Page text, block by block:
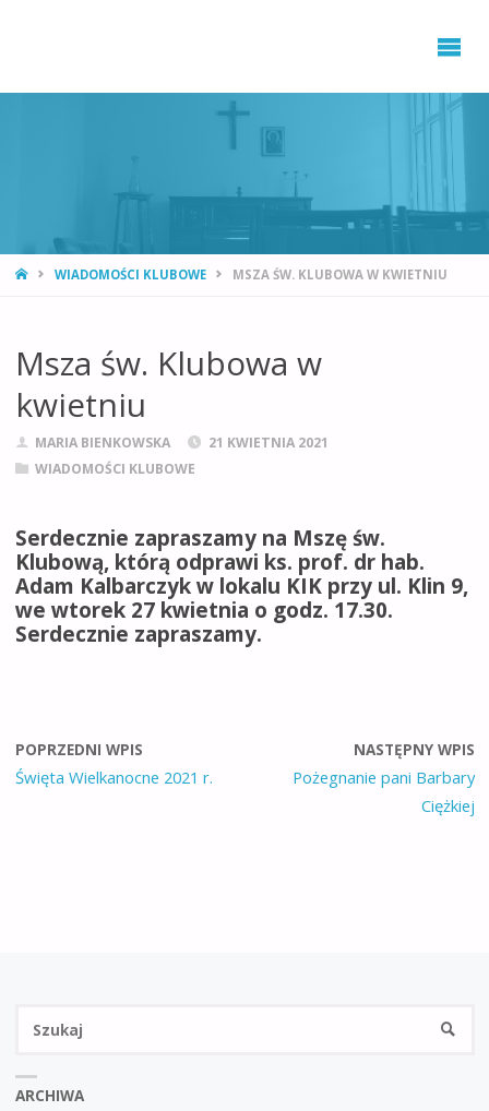
STRONA
WIADOMOŚCI KLUBOWE MSZA ŚW. KLUBOWA W KWIETNIU
Msza św. Klubowa w
kwietniu
MARIA BIENKOWSKA
21 KWIETNIA 2021
WIADOMOŚCI KLUBOWE
Serdecznie zapraszamy na Mszę św.
Klubową, którą odprawi ks. prof. dr hab.
Adam Kalbarczyk w lokalu KIK przy ul. Klin 9,
we wtorek 27 kwietnia o godz. 17.30.
Serdecznie zapraszamy.
POPRZEDNI WPIS
Święta Wielkanocne 2021 r.
NASTĘPNY WPIS
Pożegnanie pani Barbary
Ciężkiej
ARCHIWA